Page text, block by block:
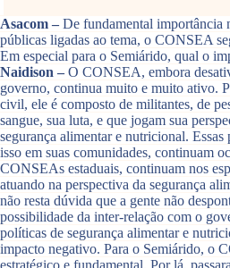
Asacom – De fundamental importância
públicas ligadas ao tema, o CONSEA
Em especial para o Semiárido, qual o
Naidison – O CONSEA, embora
governo, continua muito e muito ativo.
civil, ele é composto de militantes, de
sangue, sua luta, e que jogam sua
segurança alimentar e nutricional. Essas
isso em suas comunidades, continuam
CONSEAs estaduais, continuam nos
atuando na perspectiva da segurança
não resta dúvida que a gente não
possibilidade da inter-relação com o
políticas de segurança alimentar e
impacto negativo. Para o Semiárido, o
estratégico e fundamental. Por lá,